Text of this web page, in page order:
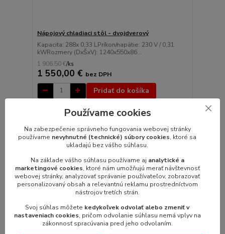
Nápojový chladiaci stôl - dvojdverový
Kapacita: 288x 0,33 LPríkon/napätie: 230 V / 0,31
kWRozmery (DxŠxV): 1240x550x86...
1 906,50 €/ks
1 550,00 € bez DPH
Pridať do košíka
Používame cookies
Na zabezpečenie správneho fungovania webovej stránky
používame nevyhnutné (technické) súbory cookies, ktoré sa
ukladajú bez vášho súhlasu.
Na základe vášho súhlasu používame aj analytické a
marketingové cookies, ktoré nám umožňujú merať návštevnosť
webovej stránky, analyzovať správanie používateľov, zobrazovať
personalizovaný obsah a relevantnú reklamu prostredníctvom
nástrojov tretích strán.
Svoj súhlas môžete kedykoľvek odvolať alebo zmeniť v
nastaveniach cookies, pričom odvolanie súhlasu nemá vplyv na
zákonnosť spracúvania pred jeho odvolaním.